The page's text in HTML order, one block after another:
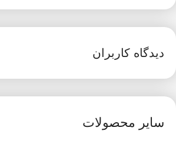
دیدگاه کاربران
سایر محصولات